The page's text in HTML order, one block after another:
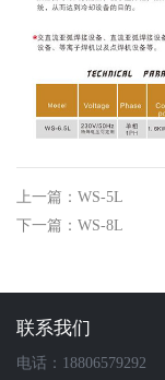
上一篇：WS-5L
下一篇：WS-8L
联系我们
电话：18806579292